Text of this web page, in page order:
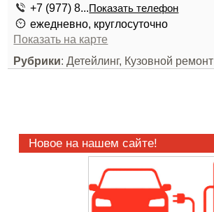
+7 (977) 8...Показать телефон
ежедневно, круглосуточно
Показать на карте
Рубрики: Детейлинг, Кузовной ремонт
Новое на нашем сайте!